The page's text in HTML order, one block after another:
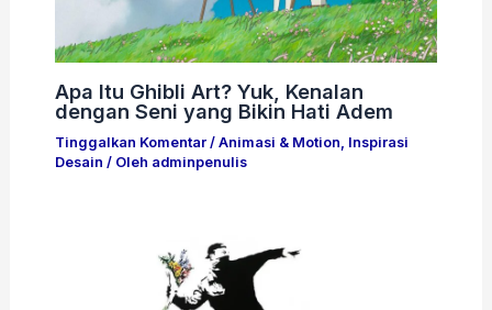
Apa Itu Ghibli Art? Yuk, Kenalan
dengan Seni yang Bikin Hati Adem
Tinggalkan Komentar / Animasi & Motion Inspirasi
Desain / Oleh adminpenulis